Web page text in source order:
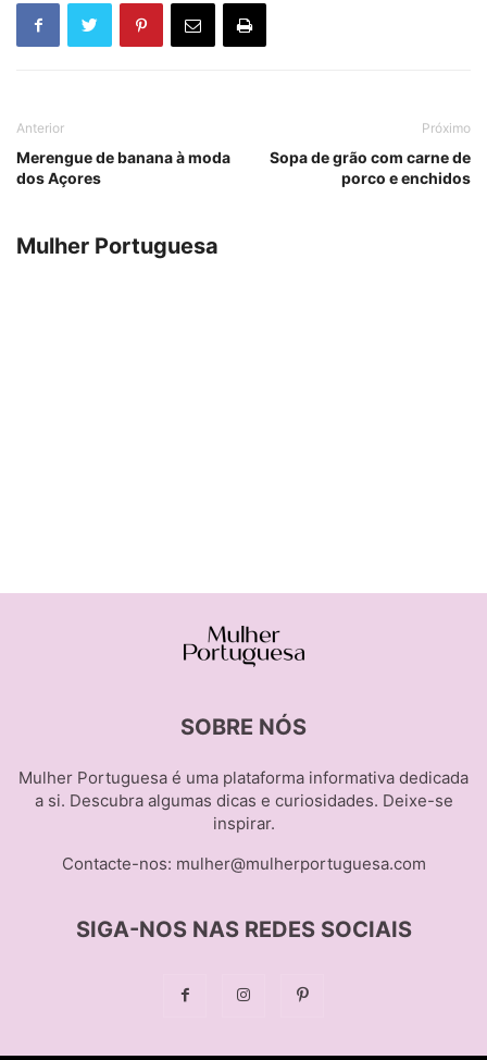
Anterior
Merengue de banana à moda
dos Açores
Próximo
Sopa de grão com carne de
porco e enchidos
Mulher Portuguesa
SOBRE NÓS
Mulher Portuguesa é uma plataforma informativa dedicada
a si. Descubra algumas dicas e curiosidades. Deixe-se
inspirar.
Contacte-nos: mulher@mulherportuguesa.com
SIGA-NOS NAS REDES SOCIAIS